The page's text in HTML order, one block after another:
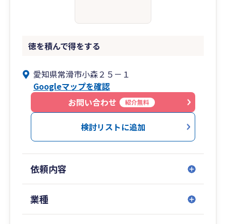
徳を積んで得をする
愛知県常滑市小森２５－１
Googleマップを確認
お問い合わせ
紹介無料
検討リストに追加
依頼内容
業種